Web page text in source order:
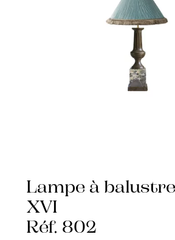
Lampe à
XVI
Réf. 802